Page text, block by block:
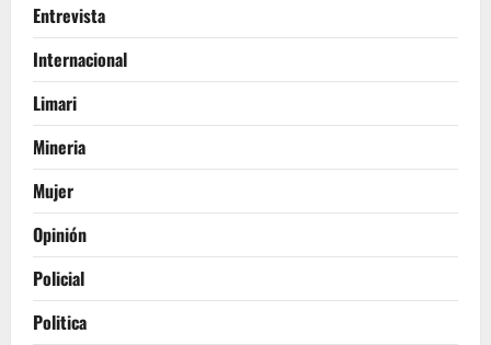
Entrevista
Internacional
Limari
Mineria
Mujer
Opinión
Policial
Politica